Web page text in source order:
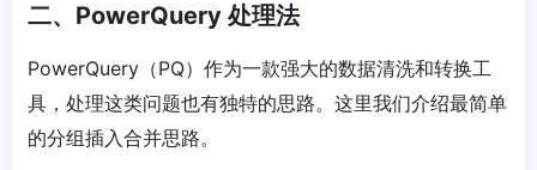
二、PowerQuery 处理法
PowerQuery（PQ）作为一款强大的数据清洗和转换工
具，处理这类问题也有独特的思路。这里我们介绍最简单
的分组插入合并思路。